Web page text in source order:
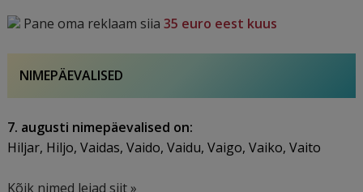
Pane oma reklaam siia35 euro eest kuus
NIMEPÄEVALISED
7. augusti nimepäevalised on:
Hiljar, Hiljo, Vaidas, Vaido, Vaidu, Vaigo, Vaiko, Vaito
Kõik nimed leiad siit »